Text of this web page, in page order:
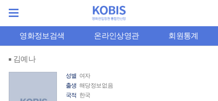
영화정보검색 온라인상영관 회원통계
김예나
성별 여자
출생 해당정보없음
국적 한국